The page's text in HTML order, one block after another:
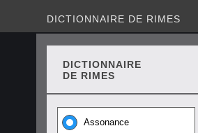
DICTIONNAIRE DE RIMES
DICTIONNAIRE
DE RIMES
Assonance